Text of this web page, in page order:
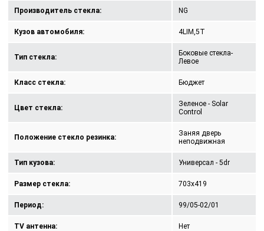
Производитель стекла: NG
Кузов автомобиля: 4LIM,5T
Тип стекла:
Боковые стекла-
Левое
Класс стекла: Бюджет
Цвет стекла:
Зеленое - Solar
Control
Положение стекло резинка:
Заняя дверь
неподвижная
Тип кузова: Универсал - 5dr
Размер стекла: 703x419
Период: 99/05-02/01
TV антенна: Нет